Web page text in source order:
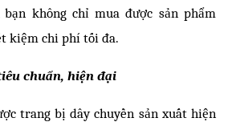
không chỉ mua được sản phẩm
kiệm chi phí tối đa.
chuẩn, hiện đại
trang bị dây chuyền sản xuất hiện